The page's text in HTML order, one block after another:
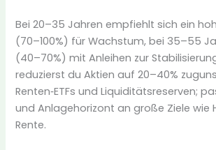
Bei 20–35 Jahren empfiehlt sich ein
(70–100%) für Wachstum, bei 35–55
(40–70%) mit Anleihen zur
reduzierst du Aktien auf 20–40%
Renten‑ETFs und Liquiditätsreserven;
und Anlagehorizont an große Ziele wie
Rente.